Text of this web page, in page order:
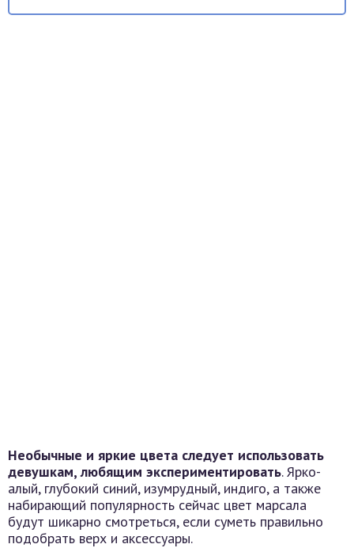
Необычные и яркие цвета следует использовать
девушкам, любящим экспериментировать. Ярко-
алый, глубокий синий, изумрудный, индиго, а также
набирающий популярность сейчас цвет марсала
будут шикарно смотреться, если суметь правильно
подобрать верх и аксессуары.